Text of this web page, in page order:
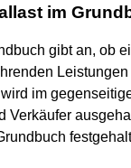
im
gibt an, ob
im
Verkäufer